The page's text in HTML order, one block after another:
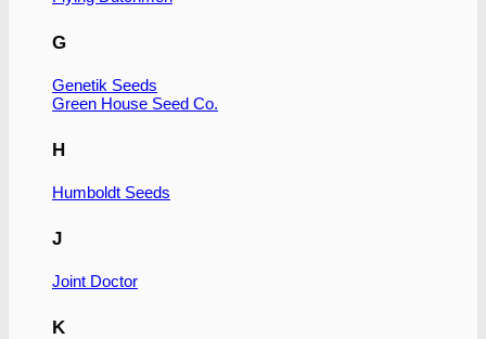
G
Genetik Seeds
Green House Seed Co.
H
Humboldt Seeds
J
Joint Doctor
K